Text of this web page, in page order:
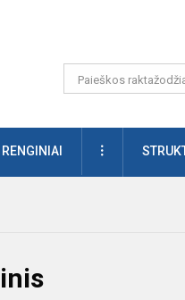
RENGINIAI DAUGIAU